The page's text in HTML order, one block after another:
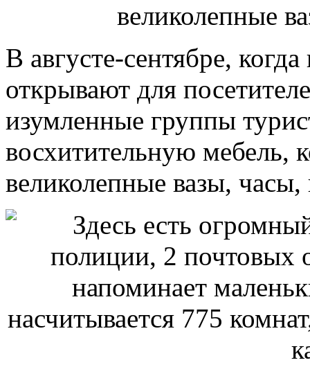
В августе-сентябре,
открывают для
изумленные группы
восхитительную мебель,
великолепные вазы,